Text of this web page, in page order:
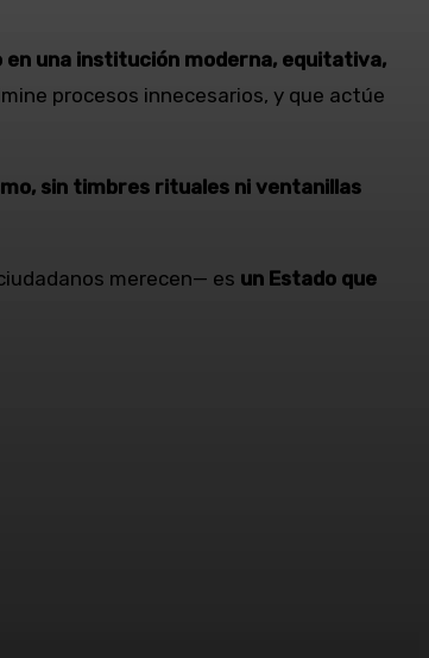
una institución moderna, equitativa,
procesos innecesarios, y que actúe
sin timbres rituales ni ventanillas
merecen— es un Estado que